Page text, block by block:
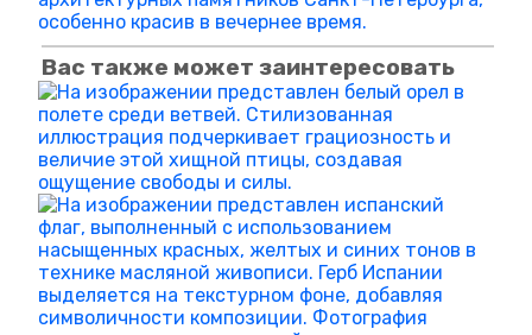
Вас также может заинтересовать